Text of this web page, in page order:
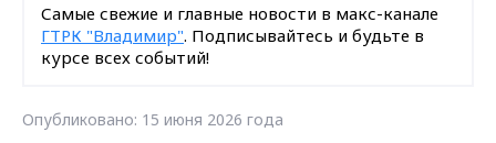
Самые свежие и главные новости в макс-канале
ГТРК "Владимир". Подписывайтесь и будьте в
курсе всех событий!
Опубликовано: 15 июня 2026 года